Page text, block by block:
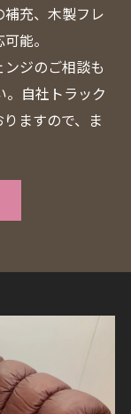
充、木製フレ
能。
ジのご相談も
。自社トラック
ますので、ま